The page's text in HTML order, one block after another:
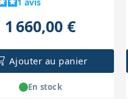
1 660,00 €
Ajouter au panier
En stock